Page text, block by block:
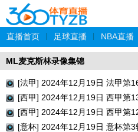
直播首页 足球直播 NBA直播
ML麦克斯林录像集锦
[法甲] 2024年12月19日 法甲第
录像回放
[西甲] 2024年12月19日 西甲第
场录像回放
[西甲] 2024年12月19日 西甲第
诺 全场录像回放
[意杯] 2024年12月19日 意杯第